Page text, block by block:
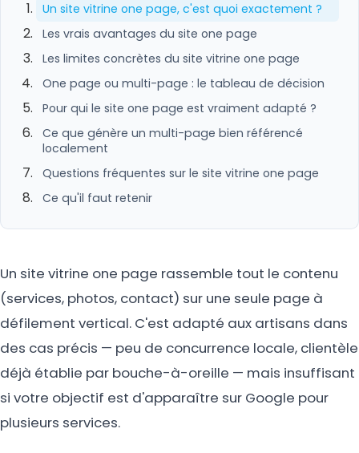
Un site vitrine one page, c'est quoi exactement ?
Les vrais avantages du site one page
Les limites concrètes du site vitrine one page
One page ou multi-page : le tableau de décision
Pour qui le site one page est vraiment adapté ?
Ce que génère un multi-page bien référencé
localement
Questions fréquentes sur le site vitrine one page
Ce qu'il faut retenir
Un site vitrine one page rassemble tout le contenu
(services, photos, contact) sur une seule page à
défilement vertical. C'est adapté aux artisans dans
des cas précis — peu de concurrence locale, clientèle
déjà établie par bouche-à-oreille — mais insuffisant
si votre objectif est d'apparaître sur Google pour
plusieurs services.